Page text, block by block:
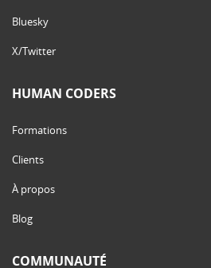
Bluesky
X/Twitter
HUMAN CODERS
Formations
Clients
À propos
Blog
COMMUNAUTÉ